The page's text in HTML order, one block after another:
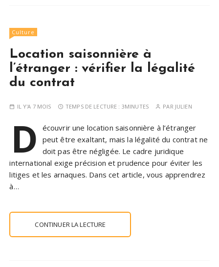
Culture
Location saisonnière à
l’étranger : vérifier la légalité
du contrat
IL Y'A 7 MOIS TEMPS DE LECTURE : 3MINUTES PAR JULIEN
D
écouvrir une location saisonnière à l’étranger
peut être exaltant, mais la légalité du contrat ne
doit pas être négligée. Le cadre juridique
international exige précision et prudence pour éviter les
litiges et les arnaques. Dans cet article, vous apprendrez
à…
CONTINUER LA LECTURE